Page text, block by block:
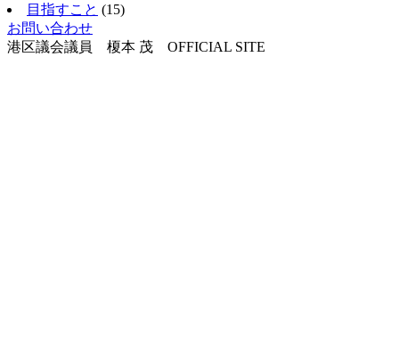
目指すこと (15)
お問い合わせ
港区議会議員 榎本 茂 OFFICIAL SITE